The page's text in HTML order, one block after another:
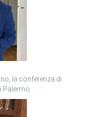
la conferenza di
Palermo